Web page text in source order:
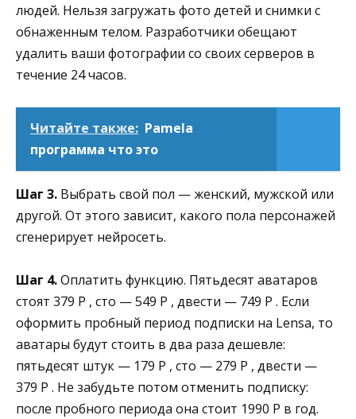
людей. Нельзя загружать фото детей и снимки с
обнаженным телом. Разработчики обещают
удалить ваши фотографии со своих серверов в
течение 24 часов.
Читайте также: Pamela
программа что это
Шаг 3. Выбрать свой пол — женский, мужской или
другой. От этого зависит, какого пола персонажей
сгенерирует нейросеть.
Шаг 4.Оплатить функцию. Пятьдесят аватаров
стоят 379 Р , сто — 549 Р , двести — 749 Р . Если
оформить пробный период подписки на Lensa, то
аватары будут стоить в два раза дешевле:
пятьдесят штук — 179 Р , сто — 279 Р , двести —
379 Р . Не забудьте потом отменить подписку:
после пробного периода она стоит 1990 Р в год.